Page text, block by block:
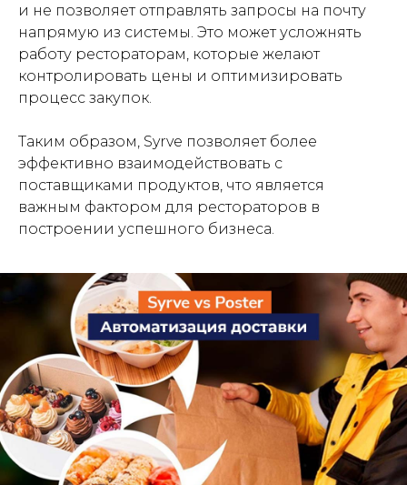
и не позволяет отправлять запросы на почту
напрямую из системы. Это может усложнять
работу рестораторам, которые желают
контролировать цены и оптимизировать
процесс закупок.
Таким образом, Syrve позволяет более
эффективно взаимодействовать с
поставщиками продуктов, что является
важным фактором для рестораторов в
построении успешного бизнеса.